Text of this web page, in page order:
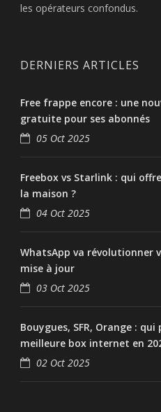
les opérateurs confondus.
DERNIERS ARTICLES
Free frappe encore : une
gratuite pour ses abonnés
05 Oct 2025
Freebox vs Starlink : qui
la maison ?
04 Oct 2025
WhatsApp va révolutionner
mise à jour
03 Oct 2025
Bouygues, SFR, Orange :
meilleure box internet en
02 Oct 2025